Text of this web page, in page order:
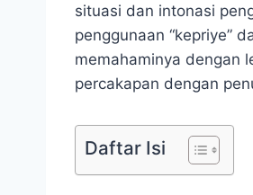
situasi dan intonasi
penggunaan “kepriye”
memahaminya dengan
percakapan dengan
Daftar Isi